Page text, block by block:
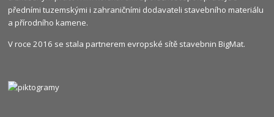
předními tuzemskými i zahraničními dodavateli stavebního materiálu
a přírodního kamene.
V roce 2016 se stala partnerem evropské sítě stavebnin BigMat.